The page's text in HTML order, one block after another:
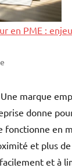
en PME :
marque
donne
fonctionne en
et plus
et à